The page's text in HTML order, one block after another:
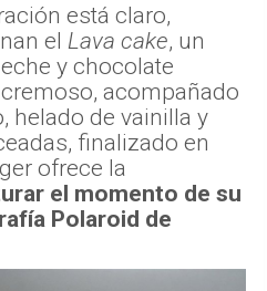
está claro,
el Lava cake, un
y chocolate
acompañado
helado de vainilla y
finalizado en
ofrece la
el momento de su
Polaroid de